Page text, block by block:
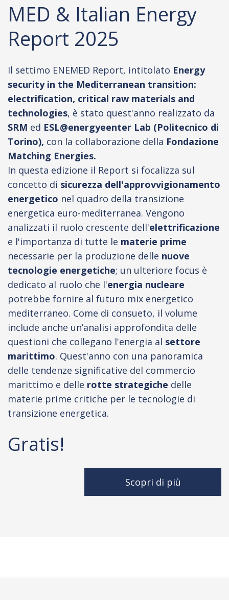
MED & Italian Energy
Report 2025
Il settimo ENEMED Report, intitolato Energy
security in the Mediterranean transition:
electrification, critical raw materials and
technologies, è stato quest'anno realizzato da
SRM ed ESL@energyeenter Lab (Politecnico di
Torino), con la collaborazione della Fondazione
Matching Energies.
In questa edizione il Report si focalizza sul
concetto di sicurezza dell'approvvigionamento
energetico nel quadro della transizione
energetica euro-mediterranea. Vengono
analizzati il ruolo crescente dell'elettrificazione
e l'importanza di tutte le materie prime
necessarie per la produzione delle nuove
tecnologie energetiche; un ulteriore focus è
dedicato al ruolo che l'energia nucleare
potrebbe fornire al futuro mix energetico
mediterraneo. Come di consueto, il volume
include anche un’analisi approfondita delle
questioni che collegano l'energia al settore
marittimo. Quest'anno con una panoramica
delle tendenze significative del commercio
marittimo e delle rotte strategiche delle
materie prime critiche per le tecnologie di
transizione energetica.
Gratis!
Scopri di più